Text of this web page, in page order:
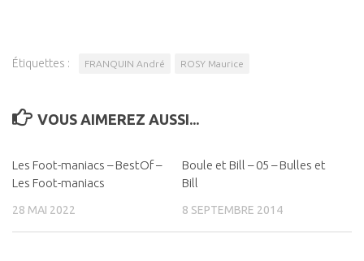
Étiquettes : FRANQUIN André ROSY Maurice
VOUS AIMEREZ AUSSI...
Les Foot-maniacs – BestOf –
Les Foot-maniacs
28 MAI 2022
Boule et Bill – 05 – Bulles et
Bill
8 SEPTEMBRE 2014